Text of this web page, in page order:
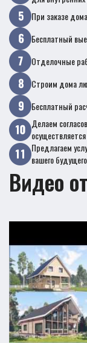
При заказе
Бесплатный
Отделочные
Строим дома
Бесплатный
Делаем
Предлагаем
вашего
Видео